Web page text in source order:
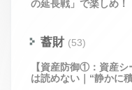
の延長戦」で楽しめ！
蓄財 (53)
【資産防御①：資産
は読めない｜“静かに